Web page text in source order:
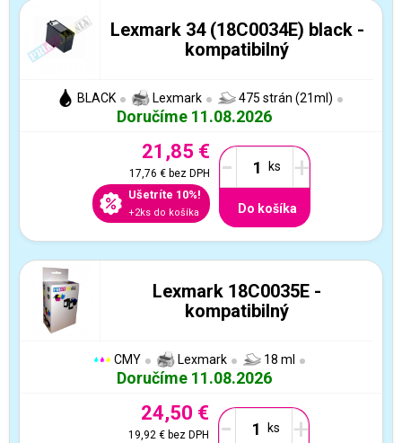
Lexmark 34 (18C0034E) black -
kompatibilný
BLACK Lexmark 475 strán (21ml)
Doručíme 11.08.2026
21,85 €
17,76 €bez DPH
Ušetríte 10%!
+2ks do košíka
- +
Do košíka
Lexmark 18C0035E -
kompatibilný
CMY Lexmark 18 ml
Doručíme 11.08.2026
24,50 €
19,92 €bez DPH - +